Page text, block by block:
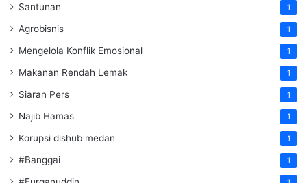
Santunan 1
Agrobisnis 1
Mengelola Konflik Emosional 1
Makanan Rendah Lemak 1
Siaran Pers 1
Najib Hamas 1
Korupsi dishub medan 1
#Banggai 1